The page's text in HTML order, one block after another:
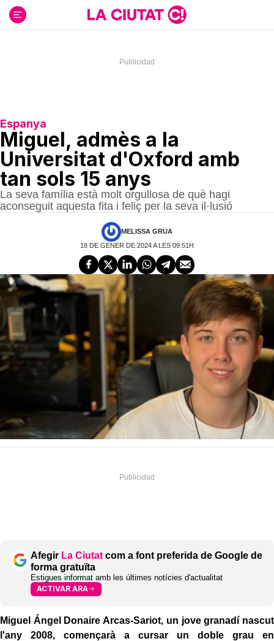
contenido
Espanya
Miguel, admès a la
Universitat d'Oxford amb
tan sols 15 anys
La seva família està molt orgullosa de què hagi
aconseguit aquesta fita i feliç per la seva il·lusió
MELISSA GRUA
18 DE GENER DE 2024 A LES 09:51H
Afegir La Ciutat com a font preferida de Google de
forma gratuïta
Estigues informat amb les últimes notícies d'actualitat
ACTIVAR ARA
Miguel Ángel Donaire Arcas-Sariot, un jove granadí nascut
l'any 2008, començarà a cursar un doble grau en